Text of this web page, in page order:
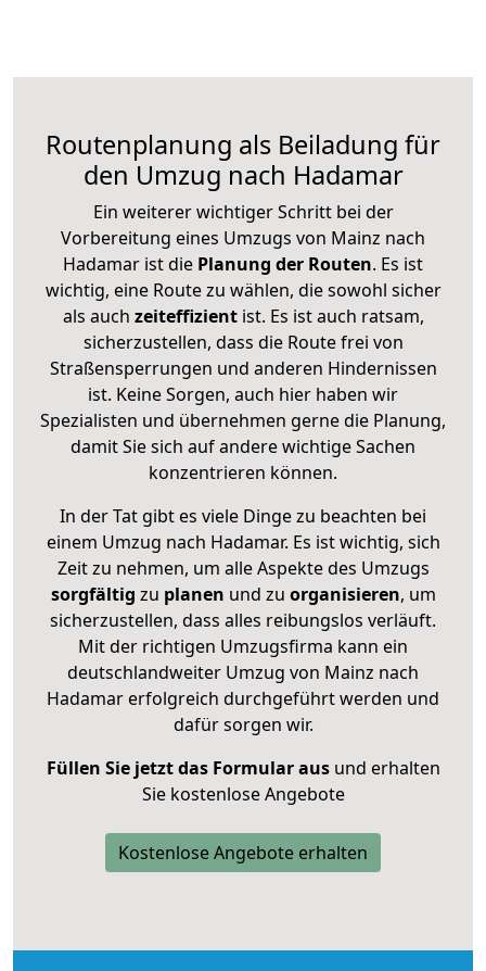
Routenplanung als Beiladung für
den Umzug nach Hadamar
Ein weiterer wichtiger Schritt bei der
Vorbereitung eines Umzugs von Mainz nach
Hadamar ist die Planung der Routen. Es ist
wichtig, eine Route zu wählen, die sowohl sicher
als auch zeiteffizientist. Es ist auch ratsam,
sicherzustellen, dass die Route frei von
Straßensperrungen und anderen Hindernissen
ist. Keine Sorgen, auch hier haben wir
Spezialisten und übernehmen gerne die Planung,
damit Sie sich auf andere wichtige Sachen
konzentrieren können.
In der Tat gibt es viele Dinge zu beachten bei
einem Umzug nach Hadamar. Es ist wichtig, sich
Zeit zu nehmen, um alle Aspekte des Umzugs
sorgfältig zu planen und zu organisieren, um
sicherzustellen, dass alles reibungslos verläuft.
Mit der richtigen Umzugsfirma kann ein
deutschlandweiter Umzug von Mainz nach
Hadamar erfolgreich durchgeführt werden und
dafür sorgen wir.
Füllen Sie jetzt das Formular ausund erhalten
Sie kostenlose Angebote
Kostenlose Angebote erhalten